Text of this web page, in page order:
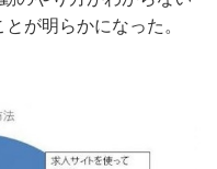
が明らかになった。